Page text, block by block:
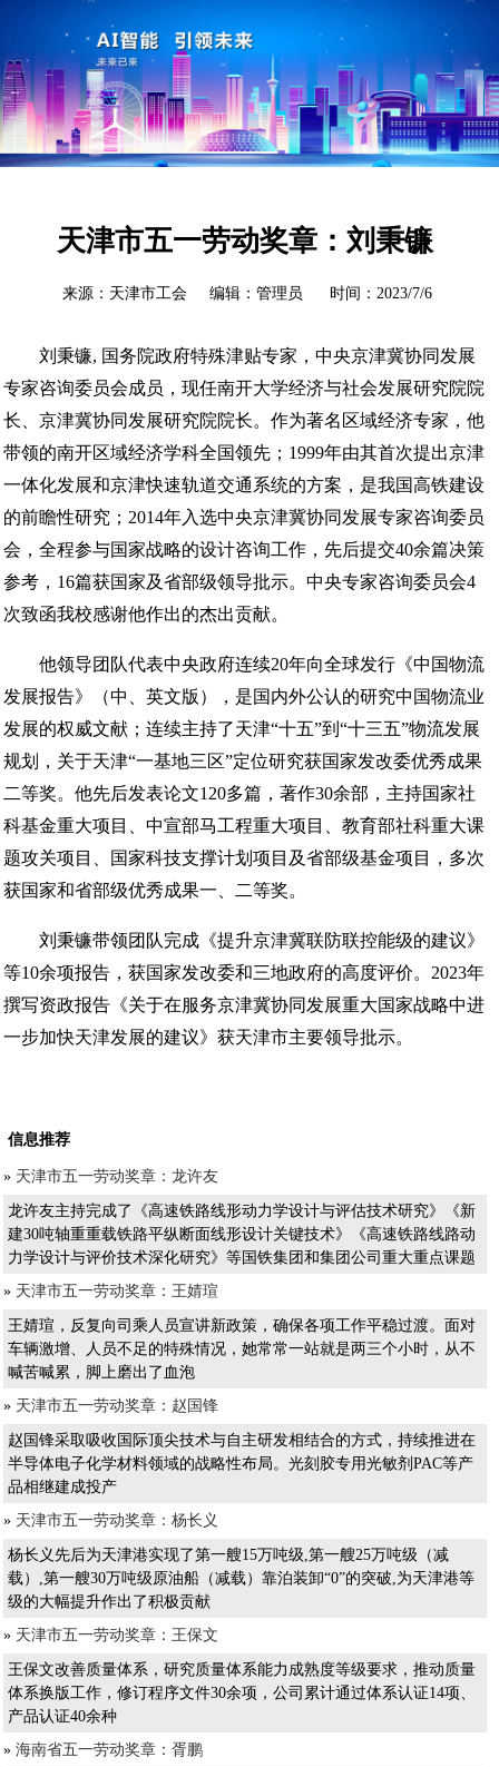
天津市五一劳动奖章：刘秉镰
来源：天津市工会 编辑：管理员 时间：2023/7/6
刘秉镰, 国务院政府特殊津贴专家，中央京津冀协同发展
专家咨询委员会成员，现任南开大学经济与社会发展研究院院
长、京津冀协同发展研究院院长。作为著名区域经济专家，他
带领的南开区域经济学科全国领先；1999年由其首次提出京津
一体化发展和京津快速轨道交通系统的方案，是我国高铁建设
的前瞻性研究；2014年入选中央京津冀协同发展专家咨询委员
会，全程参与国家战略的设计咨询工作，先后提交40余篇决策
参考，16篇获国家及省部级领导批示。中央专家咨询委员会4
次致函我校感谢他作出的杰出贡献。
他领导团队代表中央政府连续20年向全球发行《中国物流
发展报告》（中、英文版），是国内外公认的研究中国物流业
发展的权威文献；连续主持了天津“十五”到“十三五”物流发展
规划，关于天津“一基地三区”定位研究获国家发改委优秀成果
二等奖。他先后发表论文120多篇，著作30余部，主持国家社
科基金重大项目、中宣部马工程重大项目、教育部社科重大课
题攻关项目、国家科技支撑计划项目及省部级基金项目，多次
获国家和省部级优秀成果一、二等奖。
刘秉镰带领团队完成《提升京津冀联防联控能级的建议》
等10余项报告，获国家发改委和三地政府的高度评价。2023年
撰写资政报告《关于在服务京津冀协同发展重大国家战略中进
一步加快天津发展的建议》获天津市主要领导批示。
信息推荐
» 天津市五一劳动奖章：龙许友
龙许友主持完成了《高速铁路线形动力学设计与评估技术研究》《新
建30吨轴重重载铁路平纵断面线形设计关键技术》《高速铁路线路动
力学设计与评价技术深化研究》等国铁集团和集团公司重大重点课题
» 天津市五一劳动奖章：王婧瑄
王婧瑄，反复向司乘人员宣讲新政策，确保各项工作平稳过渡。面对
车辆激增、人员不足的特殊情况，她常常一站就是两三个小时，从不
喊苦喊累，脚上磨出了血泡
» 天津市五一劳动奖章：赵国锋
赵国锋采取吸收国际顶尖技术与自主研发相结合的方式，持续推进在
半导体电子化学材料领域的战略性布局。光刻胶专用光敏剂PAC等产
品相继建成投产
» 天津市五一劳动奖章：杨长义
杨长义先后为天津港实现了第一艘15万吨级,第一艘25万吨级（减
载）,第一艘30万吨级原油船（减载）靠泊装卸“0”的突破,为天津港等
级的大幅提升作出了积极贡献
» 天津市五一劳动奖章：王保文
王保文改善质量体系，研究质量体系能力成熟度等级要求，推动质量
体系换版工作，修订程序文件30余项，公司累计通过体系认证14项、
产品认证40余种
» 海南省五一劳动奖章：胥鹏